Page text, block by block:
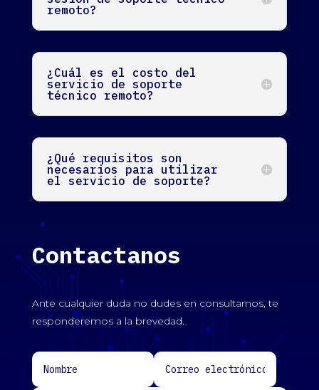
remoto?
¿Cuál es el costo del
servicio de soporte
técnico remoto?
¿Qué requisitos son
necesarios para utilizar
el servicio de soporte?
Contactanos
Ante cualquier duda no dudes en consultarnos, te
responderemos a la brevedad.
Alternative: